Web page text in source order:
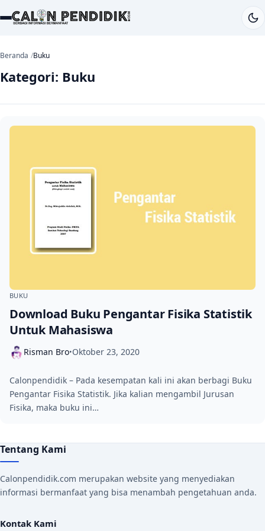
Beranda Buku
Kategori: Buku
BUKU
Download Buku Pengantar Fisika Statistik
Untuk Mahasiswa
Risman Bro•Oktober 23, 2020
Calonpendidik – Pada kesempatan kali ini akan berbagi Buku
Pengantar Fisika Statistik. Jika kalian mengambil Jurusan
Fisika, maka buku ini…
Tentang Kami
Calonpendidik.com merupakan website yang menyediakan
informasi bermanfaat yang bisa menambah pengetahuan anda.
Kontak Kami